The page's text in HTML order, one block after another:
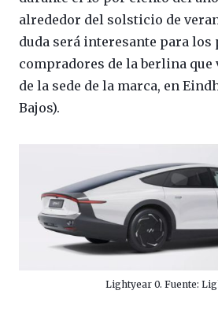
alrededor del solsticio de
duda será interesante para los
compradores de la berlina que
de la sede de la marca, en
Bajos).
Lightyear 0. Fuente: